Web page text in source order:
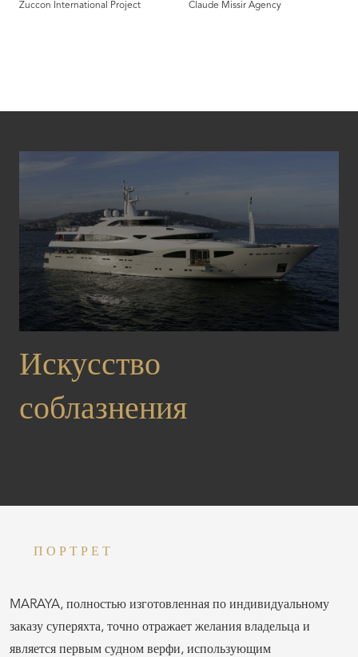
Zuccon International Project Claude Missir Agency
Искусство
соблазнения
ПОРТРЕТ
MARAYA, полностью изготовленная по индивидуальному
заказу суперяхта, точно отражает желания владельца и
является первым судном верфи, использующим